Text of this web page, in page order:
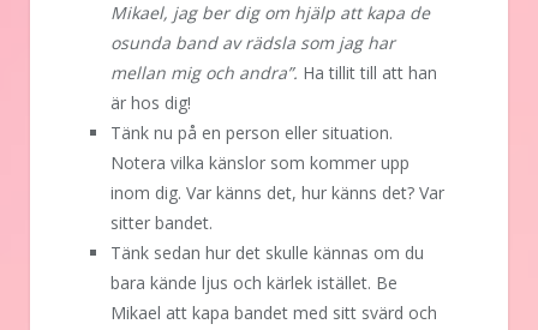
Mikael, jag ber dig om hjälp att kapa de
osunda band av rädsla som jag har
mellan mig och andra”. Ha tillit till att han
är hos dig!
Tänk nu på en person eller situation.
Notera vilka känslor som kommer upp
inom dig. Var känns det, hur känns det? Var
sitter bandet.
Tänk sedan hur det skulle kännas om du
bara kände ljus och kärlek istället. Be
Mikael att kapa bandet med sitt svärd och